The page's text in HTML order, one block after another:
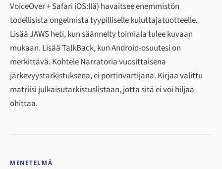
VoiceOver + Safari iOS:llä) havaitsee enemmistön
todellisista ongelmista tyypilliselle kuluttajatuotteelle.
Lisää JAWS heti, kun säännelty toimiala tulee kuvaan
mukaan. Lisää TalkBack, kun Android-osuutesi on
merkittävä. Kohtele Narratoria vuosittaisena
järkevyystarkistuksena, ei portinvartijana. Kirjaa valittu
matriisi julkaisutarkistuslistaan, jotta sitä ei voi hiljaa
ohittaa.
MENETELMÄ